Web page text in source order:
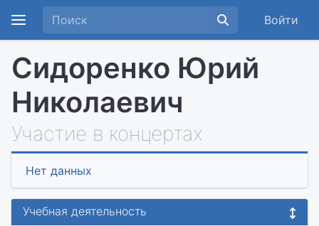
Войти
Сидоренко Юрий
Николаевич
Участие в концертах
Нет данных
Учебная деятельность